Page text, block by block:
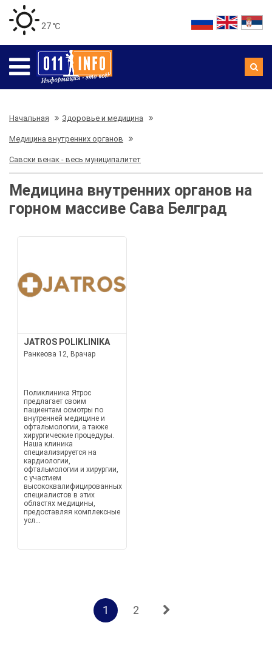
27 ℃
Начальная Здоровье и медицина
Медицина внутренних органов
Савски венак - весь муниципалитет
Медицина внутренних органов на
горном массиве Сава Белград
JATROS POLIKLINIKA
Ранкеова 12, Врачар
Поликлиника Ятрос
предлагает своим
пациентам осмотры по
внутренней медицине и
офтальмологии, а также
хирургические процедуры.
Наша клиника
специализируется на
кардиологии,
офтальмологии и хирургии,
с участием
высококвалифицированных
специалистов в этих
областях медицины,
предоставляя комплексные
усл...
1 2